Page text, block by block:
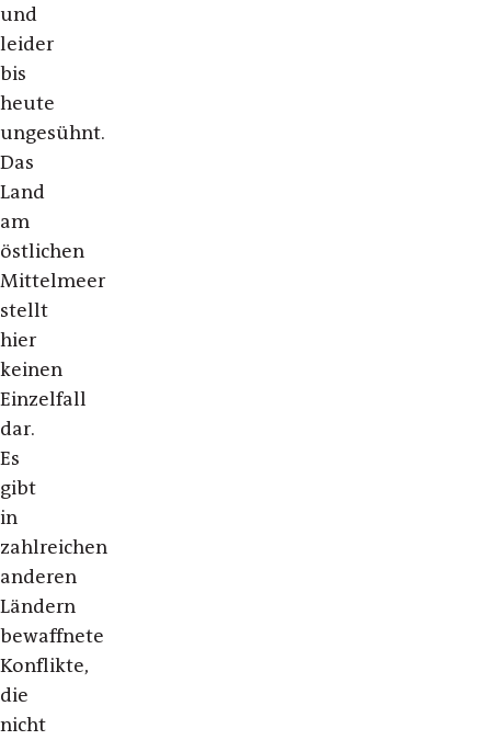
und
leider
bis
heute
ungesühnt.
Das
Land
am
östlichen
Mittelmeer
stellt
hier
keinen
Einzelfall
dar.
Es
gibt
in
zahlreichen
anderen
Ländern
bewaffnete
Konflikte,
die
nicht